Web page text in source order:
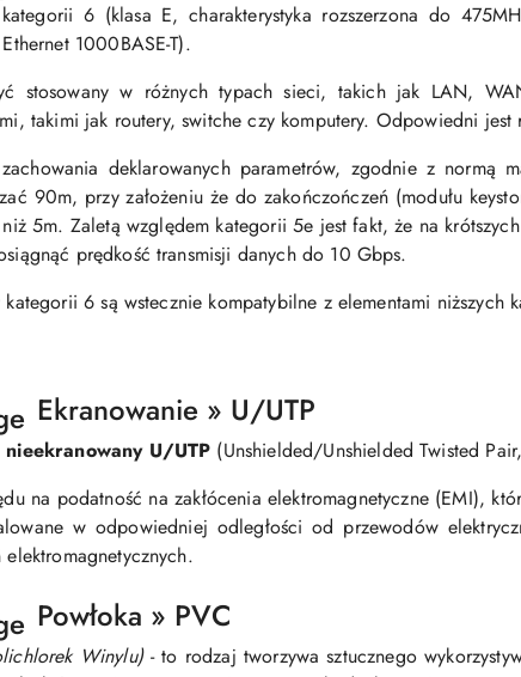
6 (klasa E, charakterystyka rozszerzona do
1000BASE-T).
stosowany w różnych typach sieci, takich jak LAN,
takimi jak routery, switche czy komputery. Odpowiedni
deklarowanych parametrów, zgodnie z normą
90m, przy założeniu że do zakończończeń (modułu
5m. Zaletą względem kategorii 5e jest fakt, że na
prędkość transmisji danych do 10 Gbps.
kategorii 6 są wstecznie kompatybilne z elementami niższych
Ekranowanie » U/UTP
nieekranowany U/UTP (Unshielded/Unshielded Twisted
na podatność na zakłócenia elektromagnetyczne (EMI),
w odpowiedniej odległości od przewodów
elektromagnetycznych.
Powłoka » PVC
Winylu)- to rodzaj tworzywa sztucznego